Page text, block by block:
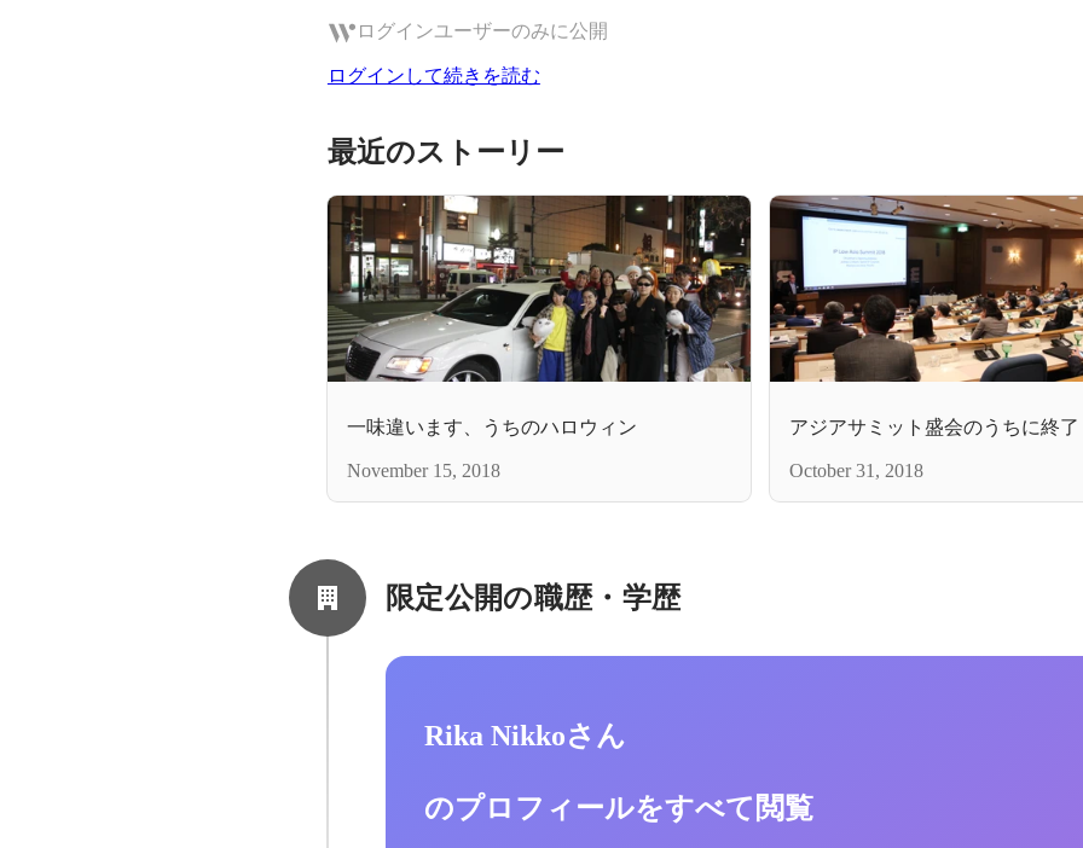
ログインユーザーのみに公開
ログインして続きを読む
最近のストーリー
一味違います、うちのハロウィン
November 15, 2018
アジアサミット盛会のうちに終
October 31, 2018
限定公開の職歴・学歴
Rika Nikkoさん
のプロフィールをすべて閲覧